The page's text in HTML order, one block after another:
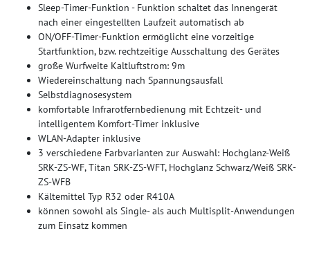
Sleep-Timer-Funktion - Funktion schaltet das Innengerät
nach einer eingestellten Laufzeit automatisch ab
ON/OFF-Timer-Funktion ermöglicht eine vorzeitige
Startfunktion, bzw. rechtzeitige Ausschaltung des Gerätes
große Wurfweite Kaltluftstrom: 9m
Wiedereinschaltung nach Spannungsausfall
Selbstdiagnosesystem
komfortable Infrarotfernbedienung mit Echtzeit- und
intelligentem Komfort-Timer inklusive
WLAN-Adapter inklusive
3 verschiedene Farbvarianten zur Auswahl: Hochglanz-Weiß
SRK-ZS-WF, Titan SRK-ZS-WFT, Hochglanz Schwarz/Weiß SRK-
ZS-WFB
Kältemittel Typ R32 oder R410A
können sowohl als Single- als auch Multisplit-Anwendungen
zum Einsatz kommen